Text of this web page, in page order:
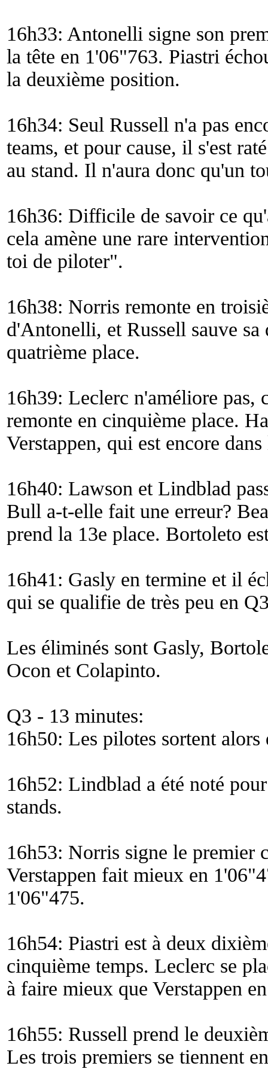
16h33: Antonelli signe son
la tête en 1'06"763. Piastri
la deuxième position.
16h34: Seul Russell n'a pas
teams, et pour cause, il s'est
au stand. Il n'aura donc qu'un
16h36: Difficile de savoir ce
cela amène une rare
toi de piloter".
16h38: Norris remonte en
d'Antonelli, et Russell sauve
quatrième place.
16h39: Leclerc n'améliore
remonte en cinquième place.
Verstappen, qui est encore dans
16h40: Lawson et Lindblad
Bull a-t-elle fait une erreur?
prend la 13e place. Bortoleto
16h41: Gasly en termine et il
qui se qualifie de très peu en
Les éliminés sont Gasly,
Ocon et Colapinto.
Q3 - 13 minutes:
16h50: Les pilotes sortent
16h52: Lindblad a été noté
stands.
16h53: Norris signe le premier
Verstappen fait mieux en
1'06"475.
16h54: Piastri est à deux
cinquième temps. Leclerc se
à faire mieux que Verstappen
16h55: Russell prend le
Les trois premiers se tiennent